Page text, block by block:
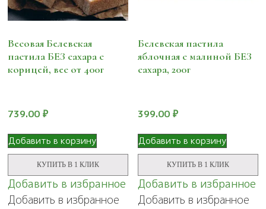
Весовая Белевская
пастила БЕЗ сахара с
корицей, вес от 400г
739.00 ₽
Добавить в корзину
КУПИТЬ В 1 КЛИК
Добавить в избранное
Добавить в избранное
Белевская пастила
яблочная с малиной БЕЗ
сахара, 200г
399.00₽
Добавить в корзину
КУПИТЬ В 1 КЛИК
Добавить в избранное
Добавить в избранное